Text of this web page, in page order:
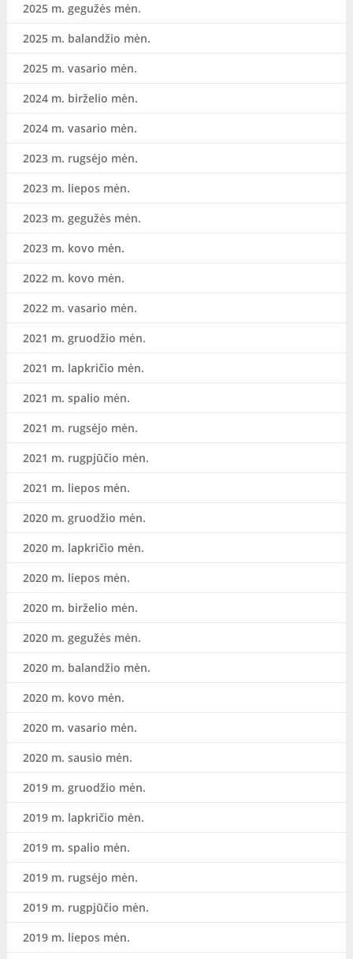
2025 m. gegužės mėn.
2025 m. balandžio mėn.
2025 m. vasario mėn.
2024 m. birželio mėn.
2024 m. vasario mėn.
2023 m. rugsėjo mėn.
2023 m. liepos mėn.
2023 m. gegužės mėn.
2023 m. kovo mėn.
2022 m. kovo mėn.
2022 m. vasario mėn.
2021 m. gruodžio mėn.
2021 m. lapkričio mėn.
2021 m. spalio mėn.
2021 m. rugsėjo mėn.
2021 m. rugpjūčio mėn.
2021 m. liepos mėn.
2020 m. gruodžio mėn.
2020 m. lapkričio mėn.
2020 m. liepos mėn.
2020 m. birželio mėn.
2020 m. gegužės mėn.
2020 m. balandžio mėn.
2020 m. kovo mėn.
2020 m. vasario mėn.
2020 m. sausio mėn.
2019 m. gruodžio mėn.
2019 m. lapkričio mėn.
2019 m. spalio mėn.
2019 m. rugsėjo mėn.
2019 m. rugpjūčio mėn.
2019 m. liepos mėn.